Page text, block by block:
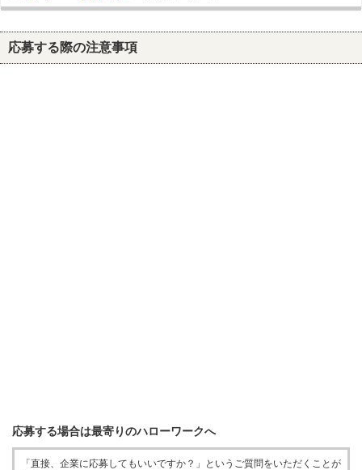
応募する際の注意事項
応募する場合は最寄りのハローワークへ
「直接、企業に応募してもいいですか？」というご質問をいただくことが